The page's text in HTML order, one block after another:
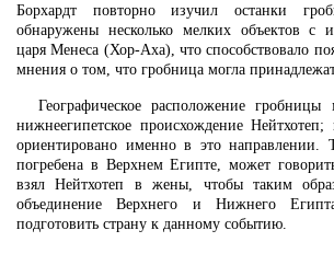
Борхардт повторно изучил останки
обнаружены несколько мелких объектов с
царя Менеса (Хор-Аха), что способствовало
мнения о том, что гробница могла
Географическое расположение
нижнеегипетское происхождение
ориентировано именно в это направлении.
погребена в Верхнем Египте, может
взял Нейтхотеп в жены, чтобы таким
объединение Верхнего и Нижнего
подготовить страну к данному событию.